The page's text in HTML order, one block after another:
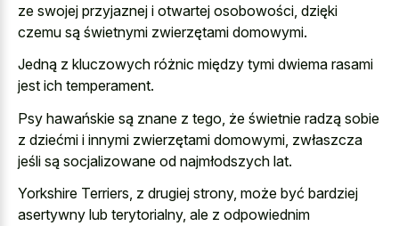
ze swojej przyjaznej i otwartej osobowości, dzięki
czemu są świetnymi zwierzętami domowymi.
Jedną z kluczowych różnic między tymi dwiema rasami
jest ich temperament.
Psy hawańskie są znane z tego, że świetnie radzą sobie
z dziećmi i innymi zwierzętami domowymi, zwłaszcza
jeśli są socjalizowane od najmłodszych lat.
Yorkshire Terriers, z drugiej strony, może być bardziej
asertywny lub terytorialny, ale z odpowiednim